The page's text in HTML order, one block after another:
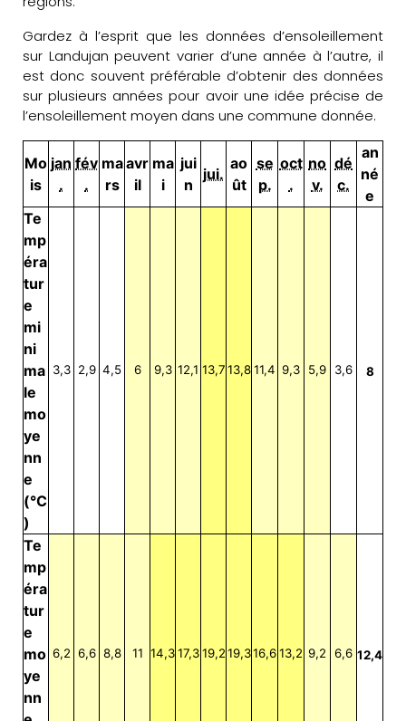
Gardez à l’esprit que les données d’ensoleillement
sur Landujan peuvent varier d’une année à l’autre, il
est donc souvent préférable d’obtenir des données
sur plusieurs années pour avoir une idée précise de
l’ensoleillement moyen dans une commune donnée.
Mo
is
jan
.
fév
.
ma
rs
avr
il
ma
i
jui
n
jui.
ao
ût
se
p.
oct
.
no
v.
dé
c.
an
né
e
Te
mp
éra
tur
e
mi
ni
ma
le
mo
ye
nn
e
(°C
)
3,3 2,9 4,5 6 9,3 12,1 13,713,8 11,4 9,3 5,9 3,6 8
Te
mp
éra
tur
e
mo
ye
nn
6,2 6,6 8,8 11 14,317,3 19,219,316,613,2 9,2 6,6 12,4